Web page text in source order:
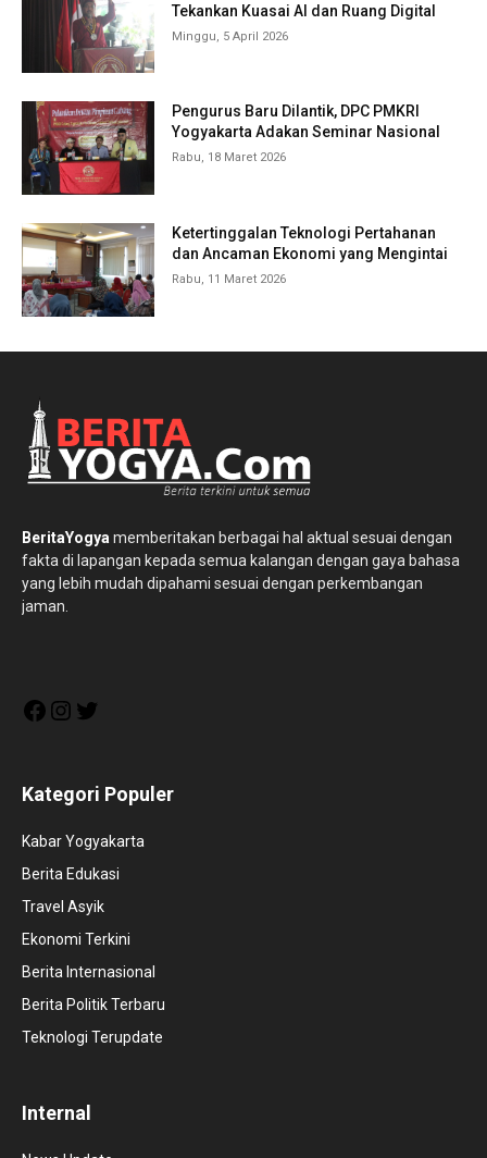
Tekankan Kuasai AI dan Ruang Digital
Minggu, 5 April 2026
Pengurus Baru Dilantik, DPC PMKRI
Yogyakarta Adakan Seminar Nasional
Rabu, 18 Maret 2026
Ketertinggalan Teknologi Pertahanan
dan Ancaman Ekonomi yang Mengintai
Rabu, 11 Maret 2026
BeritaYogya memberitakan berbagai hal aktual sesuai dengan
fakta di lapangan kepada semua kalangan dengan gaya bahasa
yang lebih mudah dipahami sesuai dengan perkembangan
jaman.
FacebookInstagram
Kategori Populer
Kabar Yogyakarta
Berita Edukasi
Travel Asyik
Ekonomi Terkini
Berita Internasional
Berita Politik Terbaru
Teknologi Terupdate
Internal